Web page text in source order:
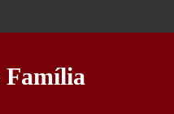
Família